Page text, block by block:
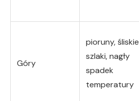
Góry
pioruny, śliskie
szlaki, nagły
spadek
temperatury